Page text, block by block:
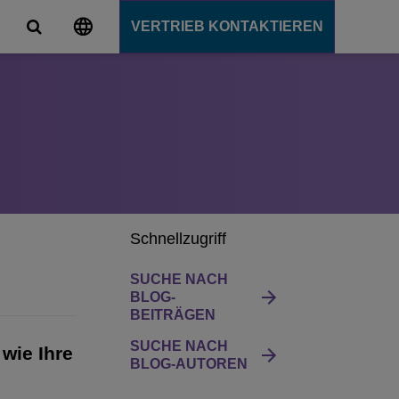
VERTRIEB KONTAKTIEREN
Ihre
Schnellzugriff
SUCHE NACH
BLOG-
BEITRÄGEN
SUCHE NACH
BLOG-AUTOREN